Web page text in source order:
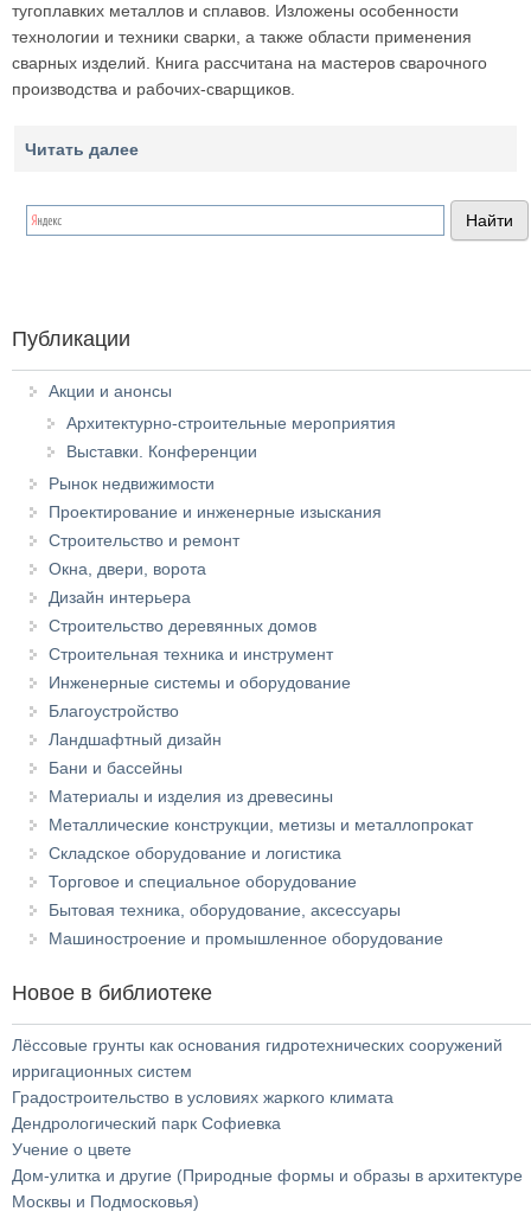
тугоплавких металлов и сплавов. Изложены особенности
технологии и техники сварки, а также области применения
сварных изделий. Книга рассчитана на мастеров сварочного
производства и рабочих-сварщиков.
Читать далее
Публикации
Акции и анонсы
Архитектурно-строительные мероприятия
Выставки. Конференции
Рынок недвижимости
Проектирование и инженерные изыскания
Строительство и ремонт
Окна, двери, ворота
Дизайн интерьера
Строительство деревянных домов
Строительная техника и инструмент
Инженерные системы и оборудование
Благоустройство
Ландшафтный дизайн
Бани и бассейны
Материалы и изделия из древесины
Металлические конструкции, метизы и металлопрокат
Складское оборудование и логистика
Торговое и специальное оборудование
Бытовая техника, оборудование, аксессуары
Машиностроение и промышленное оборудование
Новое в библиотеке
Лёссовые грунты как основания гидротехнических сооружений
ирригационных систем
Градостроительство в условиях жаркого климата
Дендрологический парк Софиевка
Учение о цвете
Дом-улитка и другие (Природные формы и образы в архитектуре
Москвы и Подмосковья)